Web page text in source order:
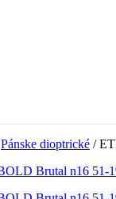
Pánske dioptrické /